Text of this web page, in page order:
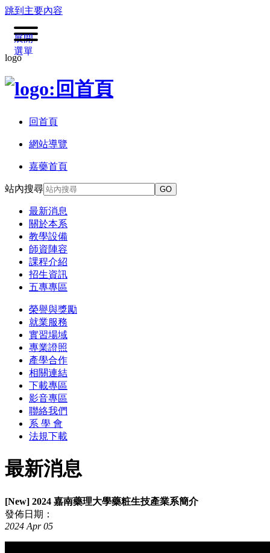
跳到主要內容
展開
選單
logo
回首頁
網站導覽
嘉藥首頁
站內搜尋 GO
最新消息
關於本系
教學設備
師資陣容
課程介紹
招生資訊
五專專區
榮譽與獎勵
就業服務
實習場域
專業證照
產學合作
相關連結
下載專區
影音專區
聯絡我們
系 學 會
法規下載
最新消息
[New] 2024 嘉南藥理大學藥粧生技產業系簡介
發佈日期：
2024 Apr 05